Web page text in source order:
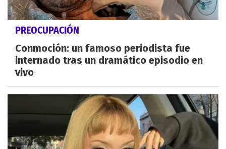
PREOCUPACIÓN
Conmoción: un famoso periodista fue
internado tras un dramático episodio en
vivo